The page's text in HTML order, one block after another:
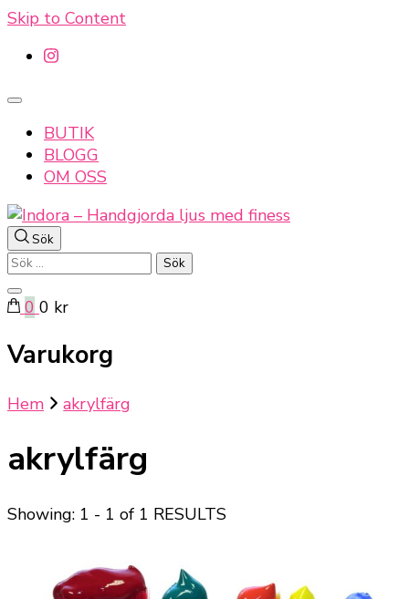
Skip to Content
BUTIK
BLOGG
OM OSS
Indora – Handgjorda ljus med finess
Sök
Sök
efter:
0 0 kr
Varukorg
Hem akrylfärg
akrylfärg
Showing: 1 - 1 of 1 RESULTS